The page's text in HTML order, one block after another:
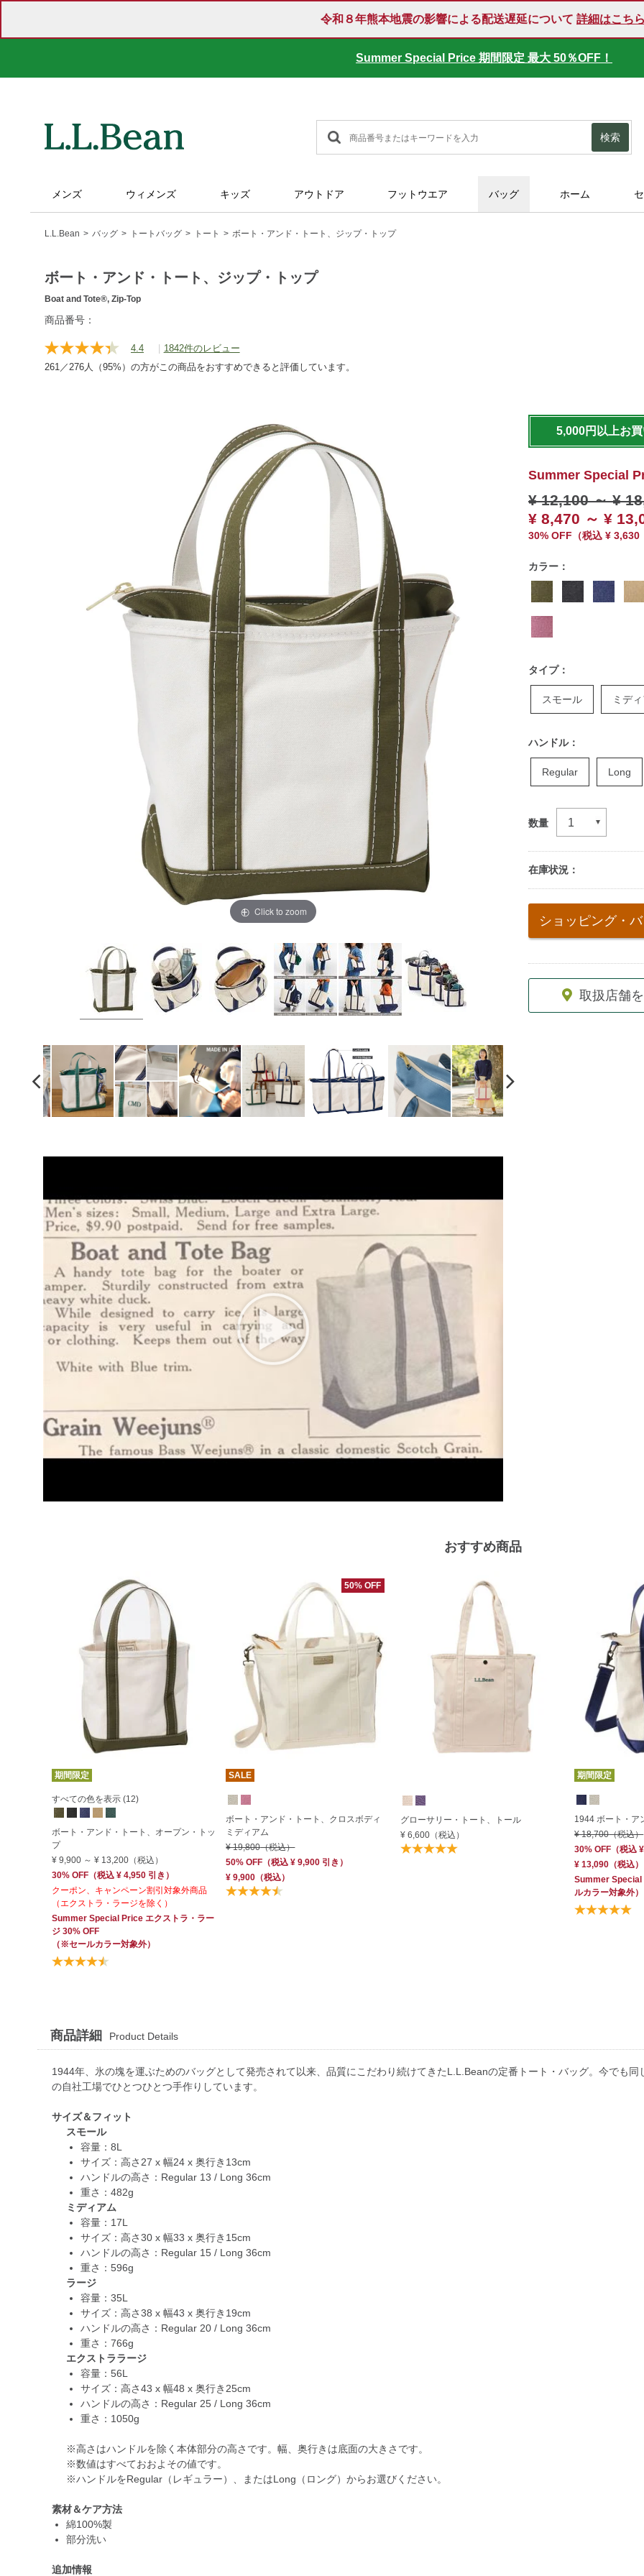
令和８年熊本地震の影響による配送遅延について 詳細はこち
Summer Special Price 期間限定 最大 50％OFF！
検索
メンズ ウィメンズ キッズ アウトドア フットウエア バッグ ホーム
L.L.Bean バッグ トートバッグ トート ボート・アンド・トート、ジップ・トップ
ボート・アンド・トート、ジップ・トップ
Boat and Tote®, Zip-Top
https://www.llbean.co.jp/tote-
商品番号：
4.4
レ
ビ
| 1842件のレビュー
261／276人（95%）の方がこの商品をおすすめできると評価しています。
Click to zoom
5,000円以上お
Summer Special
¥ 12,100～¥
¥ 8,470 ～ ¥
30% OFF （税込 ¥ 3,630
カラー：
タイプ：
スモール ミデ
ハンドル：
Regular Long
数量
在庫状況：
cart
options
ショッピング・
取扱店舗
おすすめ商品
期間限定
すべての色を表示 (12)
ボート・アンド・トート、オープン・トッ
プ
¥ 9,900 ～ ¥ 13,200 （税込）
30% OFF （税込 ¥ 4,950 引き）
クーポン、キャンペーン割引対象外商品
（エクストラ・ラージを除く）
Summer Special Price エクストラ・ラー
ジ 30% OFF
（※セールカラー対象外）
50% OFF
SALE
ボート・アンド・トート、クロスボディ
ミディアム
¥ 19,800（税込）
50% OFF （税込¥ 9,900 引き）
¥ 9,900 （税込）
グローサリー・トート、トール
¥ 6,600（税込）
期間限定
1944 ボート・ア
¥ 18,700（税込）
30% OFF （税込
¥ 13,090 （税込）
Summer Special
ルカラー対象外）
商品詳細 Product Details
1944年、氷の塊を運ぶためのバッグとして発売されて以来、品質にこだわり続けてきたL.L.Beanの定番トート・バッグ。今でも
の自社工場でひとつひとつ手作りしています。
サイズ＆フィット
スモール
容量：8L
サイズ：高さ27 x 幅24 x 奥行き13cm
ハンドルの高さ：Regular 13 / Long 36cm
重さ：482g
ミディアム
容量：17L
サイズ：高さ30 x 幅33 x 奥行き15cm
ハンドルの高さ：Regular 15 / Long 36cm
重さ：596g
ラージ
容量：35L
サイズ：高さ38 x 幅43 x 奥行き19cm
ハンドルの高さ：Regular 20 / Long 36cm
重さ：766g
エクストララージ
容量：56L
サイズ：高さ43 x 幅48 x 奥行き25cm
ハンドルの高さ：Regular 25 / Long 36cm
重さ：1050g
※高さはハンドルを除く本体部分の高さです。幅、奥行きは底面の大きさです。
※数値はすべておおよその値です。
※ハンドルをRegular（レギュラー）、またはLong（ロング）からお選びください。
素材＆ケア方法
綿100%製
部分洗い
追加情報